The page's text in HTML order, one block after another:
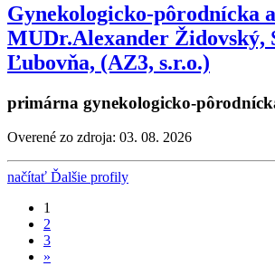
Gynekologicko-pôrodnícka
MUDr.Alexander Židovský,
Ľubovňa, (AZ3, s.r.o.)
primárna gynekologicko-
Overené zo zdroja: 03. 08. 2026
načítať Ďalšie profily
1
2
3
»